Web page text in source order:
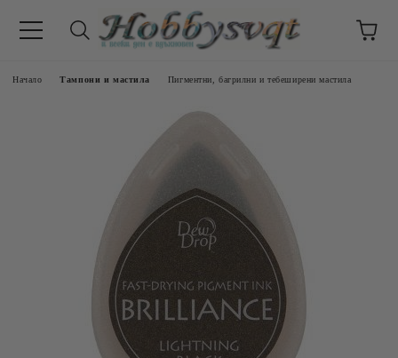
Начало Тампони и мастила Пигментни, багрилни и тебеширени мастила